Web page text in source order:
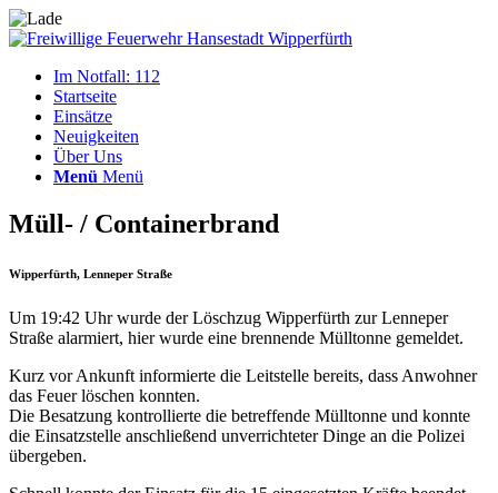
Im Notfall: 112
Startseite
Einsätze
Neuigkeiten
Über Uns
Menü Menü
Müll- / Containerbrand
Wipperfürth, Lenneper Straße
Um 19:42 Uhr wurde der Löschzug Wipperfürth zur Lenneper
Straße alarmiert, hier wurde eine brennende Mülltonne gemeldet.
Kurz vor Ankunft informierte die Leitstelle bereits, dass Anwohner
das Feuer löschen konnten.
Die Besatzung kontrollierte die betreffende Mülltonne und konnte
die Einsatzstelle anschließend unverrichteter Dinge an die Polizei
übergeben.